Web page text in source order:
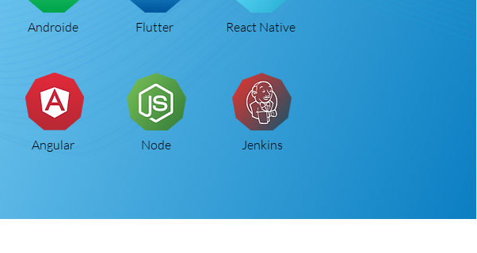
Androide Flutter React Native
Angular Node Jenkins